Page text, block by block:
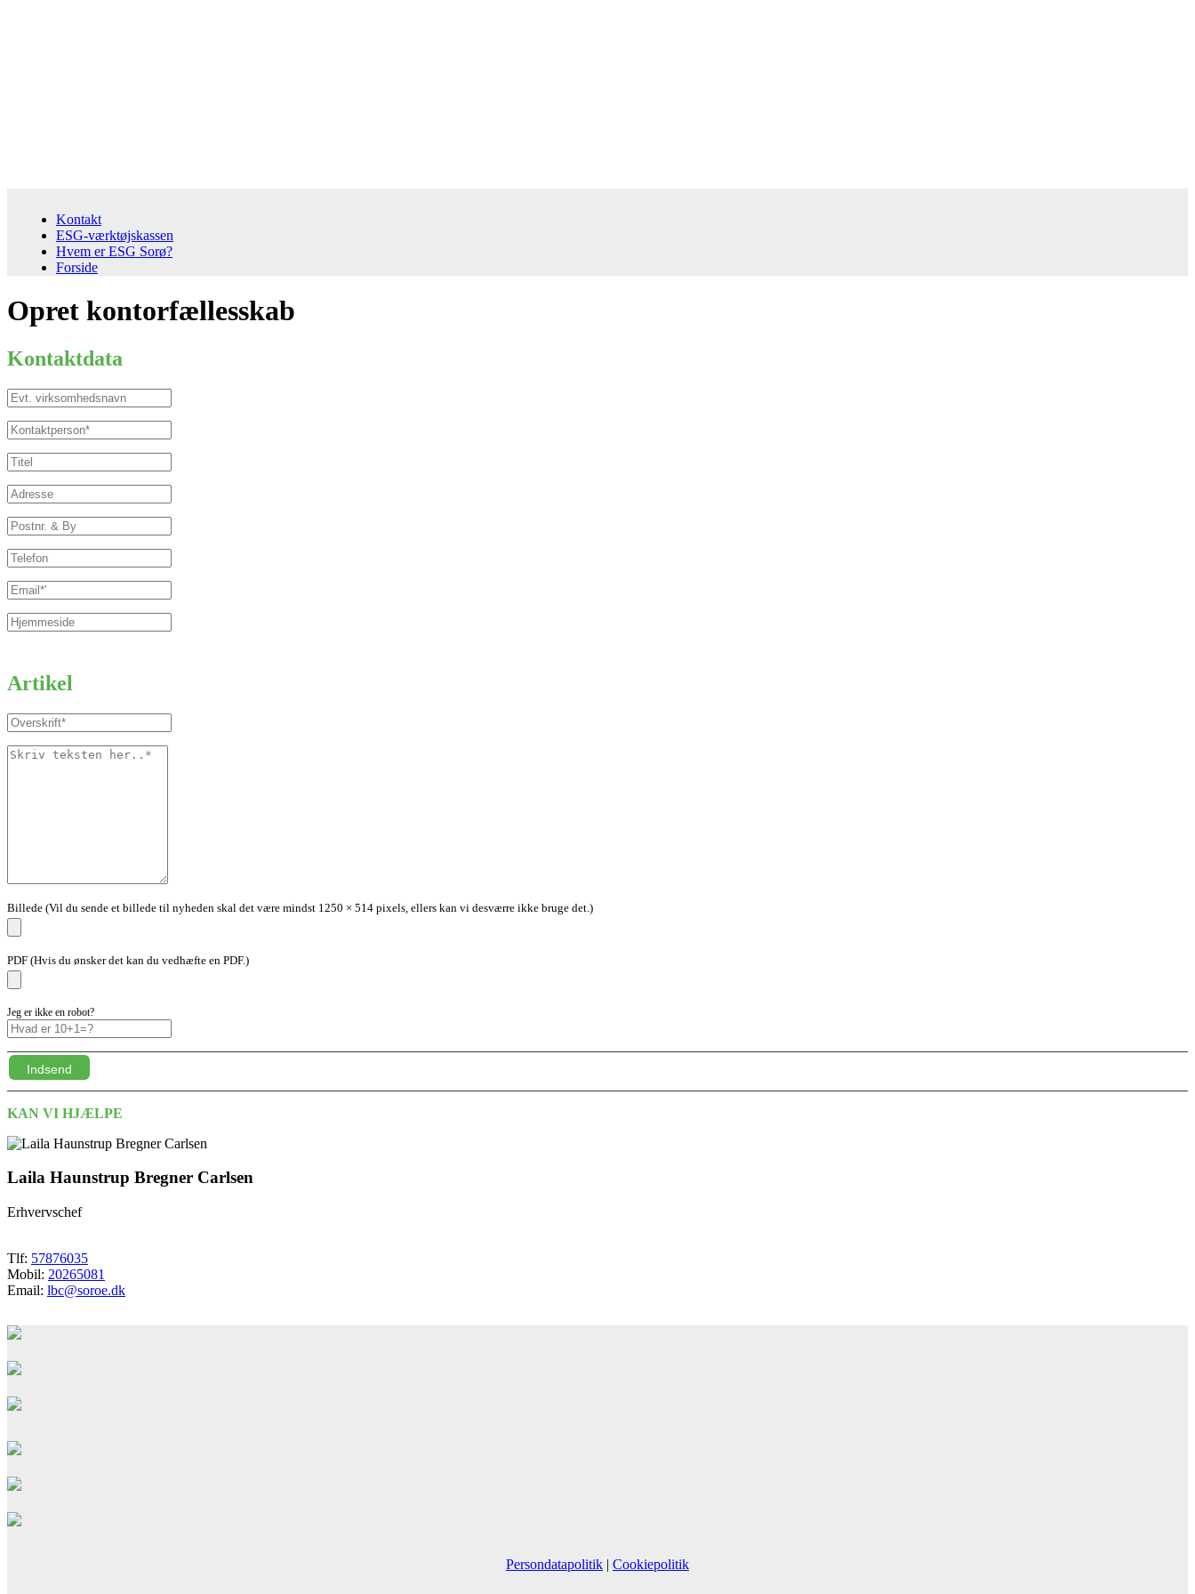
Kontakt
ESG-værktøjskassen
Hvem er ESG Sorø?
Forside
Opret kontorfællesskab
Kontaktdata
Artikel
Billede (Vil du sende et billede til nyheden skal det være mindst 1250 × 514 pixels, ellers kan vi desværre ikke bruge det.)
PDF (Hvis du ønsker det kan du vedhæfte en PDF.)
Jeg er ikke en robot?
Indsend
KAN VI HJÆLPE
Laila Haunstrup Bregner Carlsen
Erhvervschef
Tlf: 57876035
Mobil: 20265081
Email: lbc@soroe.dk
Persondatapolitik | Cookiepolitik